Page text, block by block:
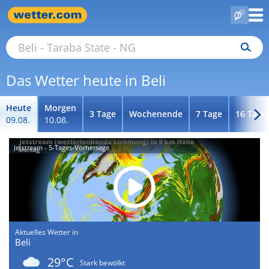
Das Wetter heute in Beli
Heute
09.08.
Morgen
10.08.
3 Tage Wochenende 7 Tage 16 Tage
Jetstream - 5-Tages-Vorhersage
Aktuelles Wetter in
Beli
29°C
Stark bewölkt